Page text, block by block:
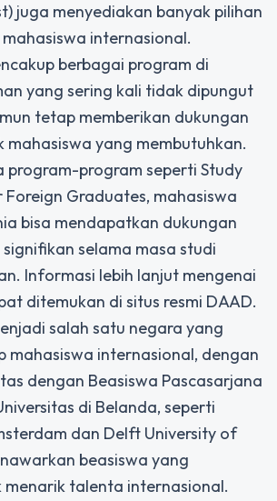
juga menyediakan banyak pilihan
internasional.
berbagai program di
yang sering kali tidak dipungut
tetap memberikan dukungan
mahasiswa yang membutuhkan.
program-program seperti Study
Foreign Graduates, mahasiswa
bisa mendapatkan dukungan
selama masa studi
Informasi lebih lanjut mengenai
ditemukan di situs resmi DAAD.
salah satu negara yang
mahasiswa internasional, dengan
dengan Beasiswa Pascasarjana
di Belanda, seperti
dan Delft University of
beasiswa yang
menarik talenta internasional.